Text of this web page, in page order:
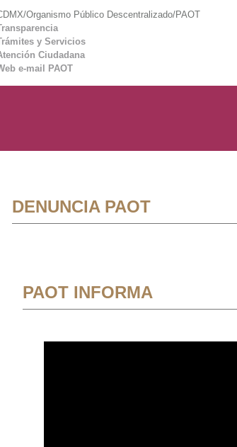
Organismo Público Descentralizado/PAOT
y Servicios
Ciudadana
e-mail PAOT
DENUNCIA PAOT
PAOT INFORMA